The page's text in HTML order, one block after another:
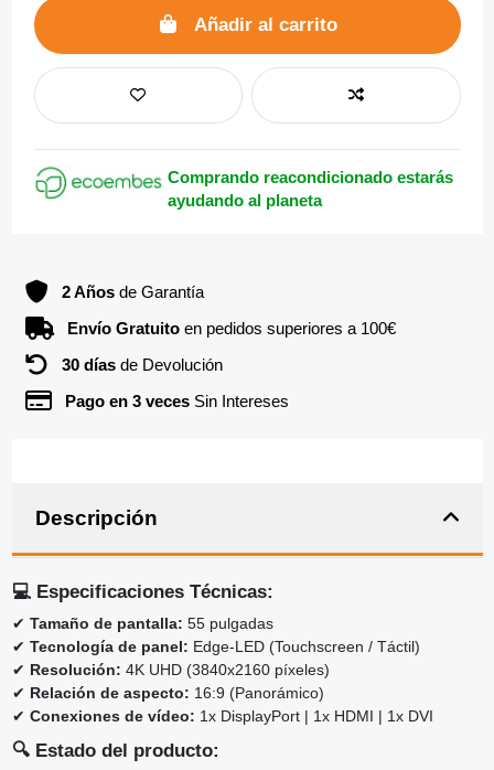
Añadir al carrito
Comprando reacondicionado estarás
ayudando al planeta
2 Añosde Garantía
Envío Gratuitoen pedidos superiores a 100€
30 díasde Devolución
Pago en 3 vecesSin Intereses
Descripción
💻 Especificaciones Técnicas:
✔ Tamaño de pantalla: 55 pulgadas
✔ Tecnología de panel: Edge-LED (Touchscreen / Táctil)
✔ Resolución: 4K UHD (3840x2160 píxeles)
✔ Relación de aspecto: 16:9 (Panorámico)
✔ Conexiones de vídeo: 1x DisplayPort | 1x HDMI | 1x DVI
🔍 Estado del producto: